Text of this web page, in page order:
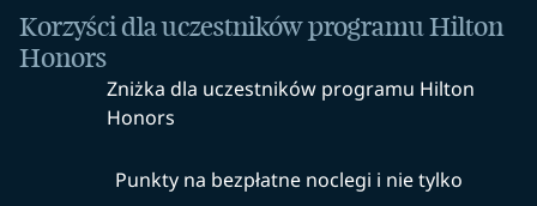
Korzyści dla uczestników programu Hilton
Honors
Zniżka dla uczestników programu Hilton
Honors
Punkty na bezpłatne noclegi i nie tylko